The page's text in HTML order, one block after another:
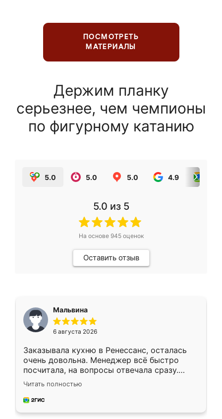
ПОСМОТРЕТЬ
МАТЕРИАЛЫ
Держим планку
серьезнее, чем чемпионы
по фигурному катанию
5.0 5.0 5.0 4.9
5.0 из 5
На основе 945оценок
Оставить отзыв
Мальвина
6 августа 2026
Заказывала кухню в Ренессанс, осталась
очень довольна. Менеджер всё быстро
посчитала, на вопросы отвечала сразу.
Замерщик приехал в субботу, подошёл к
делу со всей ответственностью. Собрали
за день, ребята работали аккуратно, даже
Читать полностью